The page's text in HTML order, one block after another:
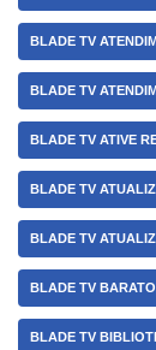
BLADE TV
BLADE TV
BLADE TV ATIVE
BLADE TV
BLADE TV
BLADE TV BARATO
BLADE TV